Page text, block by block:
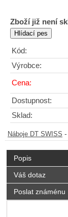
Zboží již není
Kód:
Výrobce:
Cena:
Dostupnost:
Sklad:
Náboje DT SWISS -
Popis
Váš dotaz
Poslat známénu